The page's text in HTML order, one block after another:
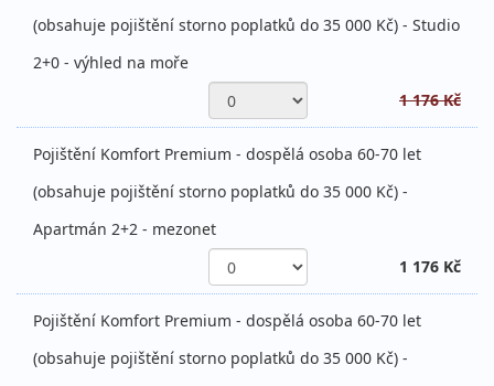
(obsahuje pojištění storno poplatků do 35 000 Kč) - Studio
2+0 - výhled na moře
1 176 Kč
Pojištění Komfort Premium - dospělá osoba 60-70 let
(obsahuje pojištění storno poplatků do 35 000 Kč) -
Apartmán 2+2 - mezonet
1 176 Kč
Pojištění Komfort Premium - dospělá osoba 60-70 let
(obsahuje pojištění storno poplatků do 35 000 Kč) -